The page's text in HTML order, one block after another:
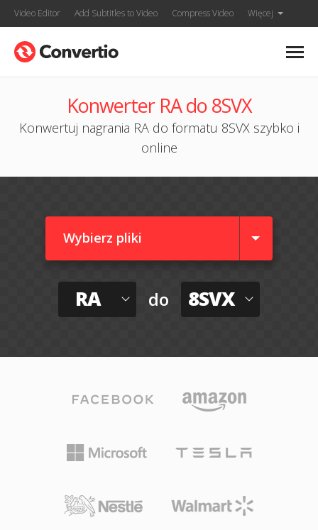
Video Editor Add Subtitles to Video Compress Video Więcej
Konwerter RA do 8SVX
Konwertuj nagrania RA do formatu 8SVX szybko i
online
Wybierz pliki
RA do 8SVX